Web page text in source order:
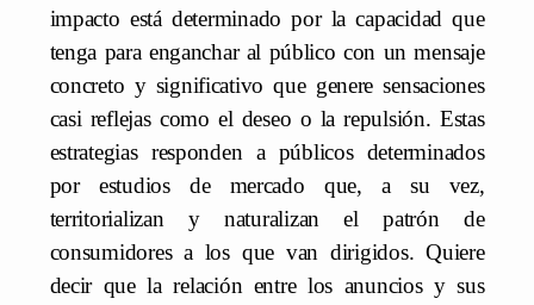
impacto está determinado por la capacidad que
tenga para enganchar al público con un mensaje
concreto y significativo que genere sensaciones
casi reflejas como el deseo o la repulsión. Estas
estrategias responden a públicos determinados
por estudios de mercado que, a su vez,
territorializan y naturalizan el patrón de
consumidores a los que van dirigidos. Quiere
decir que la relación entre los anuncios y sus